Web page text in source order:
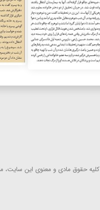
كلیه حقوق مادی و معنوی این سایت،